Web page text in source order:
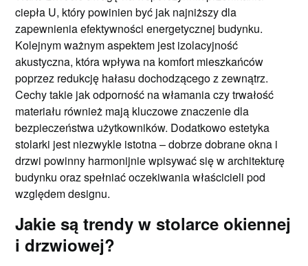
ciepła U, który powinien być jak najniższy dla
zapewnienia efektywności energetycznej budynku.
Kolejnym ważnym aspektem jest izolacyjność
akustyczna, która wpływa na komfort mieszkańców
poprzez redukcję hałasu dochodzącego z zewnątrz.
Cechy takie jak odporność na włamania czy trwałość
materiału również mają kluczowe znaczenie dla
bezpieczeństwa użytkowników. Dodatkowo estetyka
stolarki jest niezwykle istotna – dobrze dobrane okna i
drzwi powinny harmonijnie wpisywać się w architekturę
budynku oraz spełniać oczekiwania właścicieli pod
względem designu.
Jakie są trendy w stolarce okiennej
i drzwiowej?